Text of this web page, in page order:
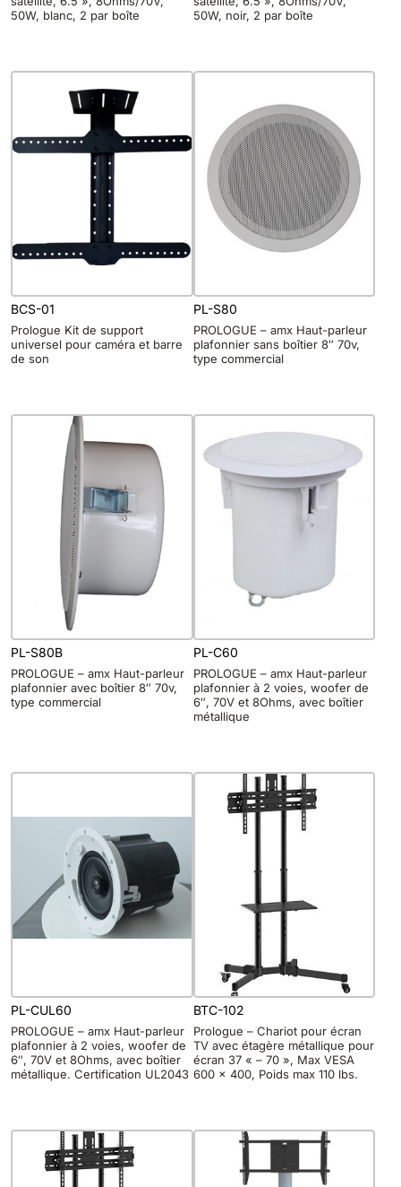
50W, blanc, 2 par boîte
50W, noir, 2 par boîte
BCS-01
Prologue Kit de support
universel pour caméra et barre
de son
PL-S80
PROLOGUE – amx Haut-parleur
plafonnier sans boîtier 8″ 70v,
type commercial
PL-S80B
PROLOGUE – amx Haut-parleur
plafonnier avec boîtier 8″ 70v,
type commercial
PL-C60
PROLOGUE – amx Haut-parleur
plafonnier à 2 voies, woofer de
6″, 70V et 8Ohms, avec boîtier
métallique
PL-CUL60
PROLOGUE – amx Haut-parleur
plafonnier à 2 voies, woofer de
6″, 70V et 8Ohms, avec boîtier
métallique. Certification UL2043
BTC-102
Prologue – Chariot pour écran
TV avec étagère métallique pour
écran 37 « – 70 », Max VESA
600 x 400, Poids max 110 lbs.